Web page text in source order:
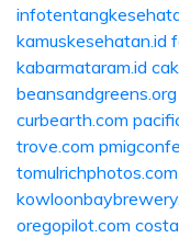
kamuskesehatan.id
kabarmataram.id
beansandgreens.org
curbearth.com
trove.com
tomulrichphotos.com
oregopilot.com